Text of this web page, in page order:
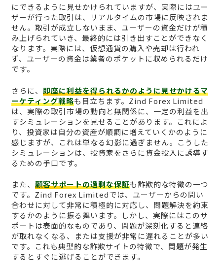
にできるように見せかけられていますが、実際にはユー
ザーが行った取引は、リアルタイムの市場に反映されま
せん。取引が成立しないまま、ユーザーの資金だけが積
み上げられていき、最終的には引き出すことができなく
なります。実際には、仮想通貨の購入や売却は行われ
ず、ユーザーの資金は業者のポケットに収められるだけ
です。
さらに、 即座に利益を得られるかのように見せかけるマ
ーケティング戦略も目立ちます。Zind Forex Limited
は、実際の取引市場の動向と無関係に、一定の利益を出
すシミュレーションを見せることがあります。これによ
り、投資家は自分の資産が順調に増えていくかのように
感じますが、これは単なる幻影に過ぎません。こうした
シミュレーションは、投資家をさらに資金投入に誘導す
るための手口です。
また、 顧客サポートの過剰な保証も詐欺的な特徴の一つ
です。Zind Forex Limitedでは、ユーザーからの問い
合わせに対して非常に積極的に対応し、問題解決を約束
するかのように振る舞います。しかし、実際にはこのサ
ポートは表面的なものであり、問題が深刻化すると連絡
が取れなくなる、または支援が非常に遅れることが多い
です。これも典型的な詐欺サイトの特徴で、問題が発生
するとすぐに逃げることができます。